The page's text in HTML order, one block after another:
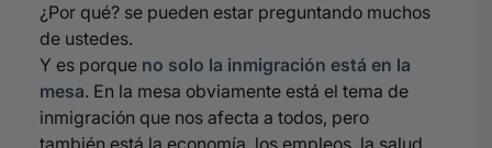
¿Por qué? se pueden estar preguntando muchos
de ustedes.
Y es porque no solo la inmigración está en la
mesa. En la mesa obviamente está el tema de
inmigración que nos afecta a todos, pero
también está la economía, los empleos, la salud,